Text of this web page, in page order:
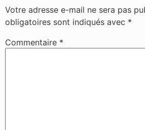
Votre adresse e-mail ne sera pas
obligatoires sont indiqués avec *
Commentaire *